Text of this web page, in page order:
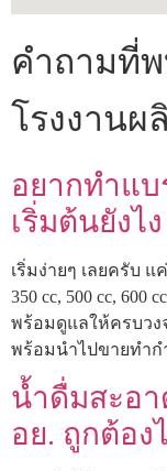
คำถามที่
โรงงานผ
อยากทำแ
เริ่มต้นยังไ
เริ่มง่ายๆ เลยครับ
350 cc, 500 cc, 600
พร้อมดูแลให้ครบวง
พร้อมนำไปขายทำก
น้ำดื่มสะอ
อย. ถูกต้อง